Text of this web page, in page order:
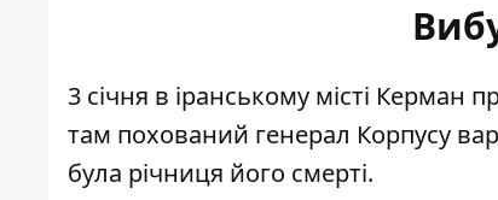
3 січня в іранському місті Керман
там похований генерал Корпусу
була річниця його смерті.